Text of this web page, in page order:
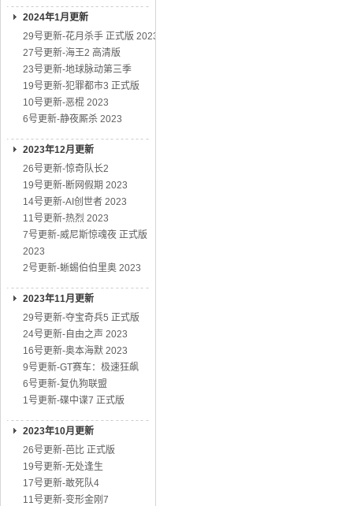
2024年1月更新
29号更新-花月杀手 正式版 2023
27号更新-海王2 高清版
23号更新-地球脉动第三季
19号更新-犯罪都市3 正式版
10号更新-恶棍 2023
6号更新-静夜厮杀 2023
2023年12月更新
26号更新-惊奇队长2
19号更新-断网假期 2023
14号更新-AI创世者 2023
11号更新-热烈 2023
7号更新-威尼斯惊魂夜 正式版
2023
2号更新-蜥蜴伯伯里奥 2023
2023年11月更新
29号更新-夺宝奇兵5 正式版
24号更新-自由之声 2023
16号更新-奥本海默 2023
9号更新-GT赛车：极速狂飙
6号更新-复仇狗联盟
1号更新-碟中谍7 正式版
2023年10月更新
26号更新-芭比 正式版
19号更新-无处逢生
17号更新-敢死队4
11号更新-变形金刚7